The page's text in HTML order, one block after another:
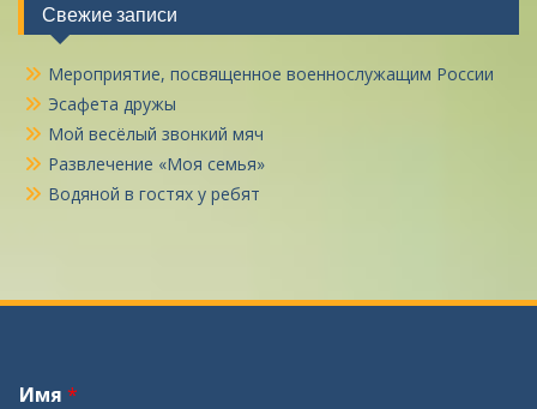
Свежие записи
Мероприятие, посвященное военнослужащим России
Эсафета дружы
Мой весёлый звонкий мяч
Развлечение «Моя семья»
Водяной в гостях у ребят
Имя *